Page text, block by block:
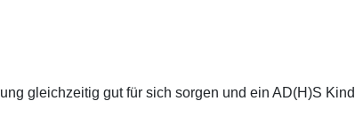
gleichzeitig gut für sich sorgen und ein AD(H)S